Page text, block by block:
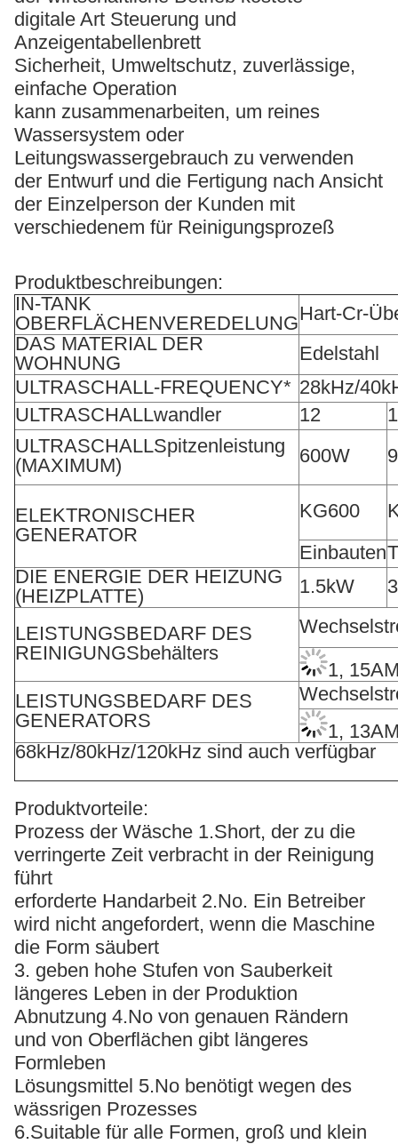
digitale Art Steuerung und
Anzeigentabellenbrett
Sicherheit, Umweltschutz, zuverlässige,
einfache Operation
kann zusammenarbeiten, um reines
Wassersystem oder
Leitungswassergebrauch zu verwenden
der Entwurf und die Fertigung nach Ansicht
der Einzelperson der Kunden mit
verschiedenem für Reinigungsprozeß
Produktbeschreibungen:
IN-TANK
OBERFLÄCHENVEREDELUNGHart-Cr-
DAS MATERIAL DER
WOHNUNG
Edelstahl
ULTRASCHALL-FREQUENCY* 28kHz/
ULTRASCHALLwandler
12
ULTRASCHALLSpitzenleistung
(MAXIMUM)
600W
ELEKTRONISCHER
GENERATOR
KG600
Einbauten
DIE ENERGIE DER HEIZUNG
(HEIZPLATTE)
1.5kW
LEISTUNGSBEDARF DES
REINIGUNGSbehälters
1,
LEISTUNGSBEDARF DES
GENERATORS
1,
68kHz/80kHz/120kHz sind auch verfügbar
Produktvorteile:
Prozess der Wäsche 1.Short, der zu die
verringerte Zeit verbracht in der Reinigung
führt
erforderte Handarbeit 2.No. Ein Betreiber
wird nicht angefordert, wenn die Maschine
die Form säubert
3. geben hohe Stufen von Sauberkeit
längeres Leben in der Produktion
Abnutzung 4.No von genauen Rändern
und von Oberflächen gibt längeres
Formleben
Lösungsmittel 5.No benötigt wegen des
wässrigen Prozesses
6.Suitable für alle Formen, groß und klein